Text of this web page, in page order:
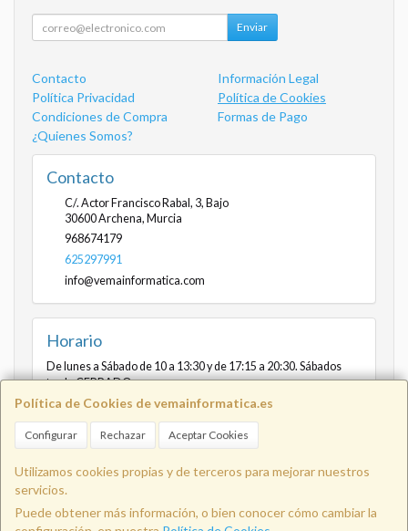
Política de Cookies de vemainformatica.es
Configurar Rechazar Aceptar Cookies
Utilizamos cookies propias y de terceros para mejorar nuestros
servicios.
Puede obtener más información, o bien conocer cómo cambiar la
Enviar
Contacto
Información Legal
Política Privacidad
Política de Cookies
Condiciones de Compra
Formas de Pago
¿Quienes Somos?
Contacto
C/. Actor Francisco Rabal, 3, Bajo
30600Archena, Murcia
968674179
625297991
info@vemainformatica.com
Horario
De lunes a Sábado de 10 a 13:30 y de 17:15 a 20:30. Sábados
tarde CERRADO
Info@vemainformatica.com 625
29 79 91